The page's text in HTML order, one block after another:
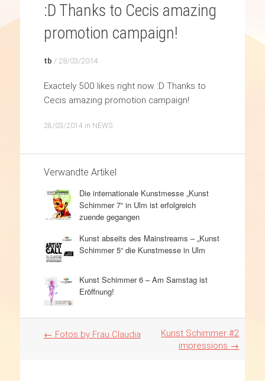
:D Thanks to Cecis amazing
promotion campaign!
tb / 28/03/2014
Exactely 500 likes right now :D Thanks to
Cecis amazing promotion campaign!
28/03/2014 in NEWS.
Verwandte Artikel
Die internationale Kunstmesse „Kunst
Schimmer 7“ in Ulm ist erfolgreich
zuende gegangen
Kunst abseits des Mainstreams – „Kunst
Schimmer 5“ die Kunstmesse in Ulm
Kunst Schimmer 6 – Am Samstag ist
Eröffnung!
Artikel
← Fotos by Frau Claudia
Kunst Schimmer #2
impressions →